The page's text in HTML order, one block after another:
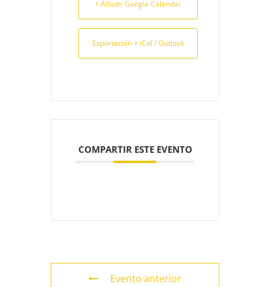
+ Añadir Google Calendar
Exportación + iCal / Outlook
COMPARTIR ESTE EVENTO
Evento anterior